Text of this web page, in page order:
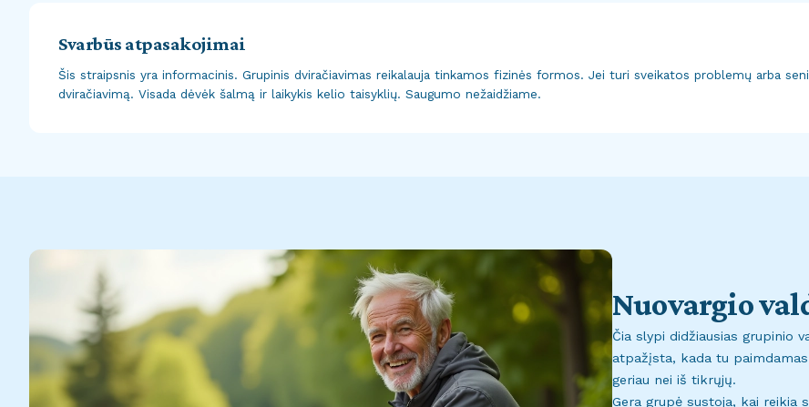
Svarbūs atpasakojimai
Šis straipsnis yra informacinis. Grupinis dviračiavimas reikalauja tinkamos fizinės formos. Jei turi sveikatos problemų arba
dviračiavimą. Visada dėvėk šalmą ir laikykis kelio taisyklių. Saugumo nežaidžiame.
Nuovargio
Čia slypi didžiausias grupinio
atpažįsta, kada tu
geriau nei iš tikrųjų.
Gera grupė sustoja, kai reikia